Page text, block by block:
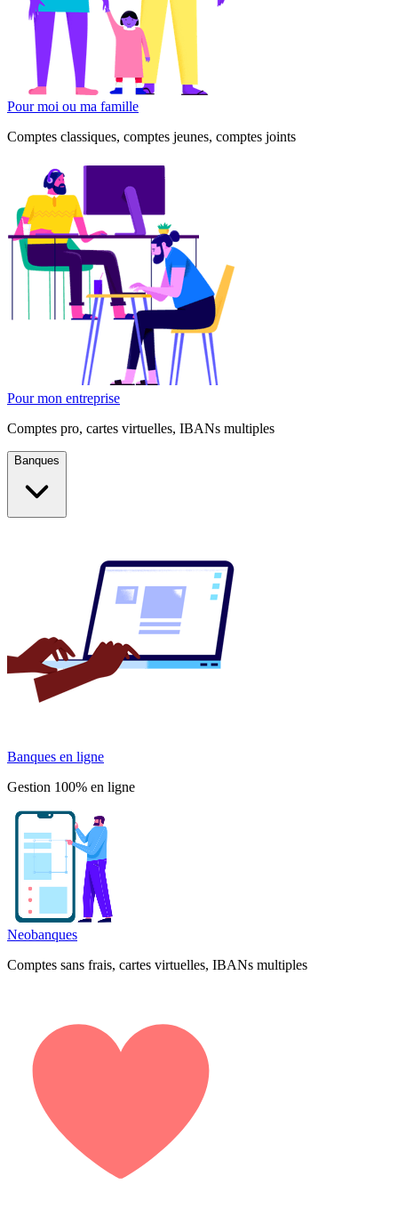
Pour moi ou ma famille
Comptes classiques, comptes jeunes, comptes joints
Pour mon entreprise
Comptes pro, cartes virtuelles, IBANs multiples
Banques
Banques en ligne
Gestion 100% en ligne
Neobanques
Comptes sans frais, cartes virtuelles, IBANs multiples